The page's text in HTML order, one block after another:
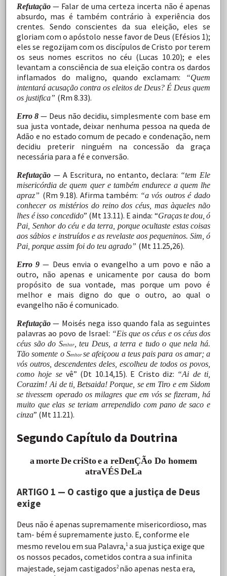
Refutação — Falar de uma certeza incerta não é apenas
absurdo, mas é também contrário à experiência dos
crentes. Sendo conscientes da sua eleição, eles se
gloriam com o apóstolo nesse favorde Deus (Efésios 1);
eles se regozijamcom os discípulos de Cristo por terem
os seus nomes escritos no céu (Lucas 10.20); e eles
levantam a consciência de sua eleição contra os dardos
inflamados do maligno, quando exclamam:
“Quem
intentará acusação contra os eleitos de Deus? É Deus quem
os justifica” (Rm 8.33).
Erro 8 — Deus não decidiu, simplesmente com base em
sua justa vontade, deixar nenhuma pessoa na queda de
Adão e no estado comum de pecado e condenação, nem
decidiu preterir
ninguém na concessão da
graça
necessária para a fé e conversão.
Refutação — A Escritura, no entanto, declara: “tem Ele
misericórdia de quem quer e também endurece a quem lhe
apraz” (Rm 9.18). Afirma também: “a vós outros é dado
conhecer os mistérios do reino dos céus, mas àqueles não
lhes é isso concedido” (Mt 13.11). E ainda: “Graças tedou, ó
Pai,Senhor do céu e da terra, porque ocultaste estas coisas
aos sábios e instruídos e as revelaste aos pequeninos. Sim, ó
Pai, porque assim foi do teu agrado” (Mt 11.25,26).
Erro 9 — Deus envia o evangelho a um povo e não a
outro, não apenas e unicamente por causa do bom
propósito desua vontade, mas porque um povo é
melhor e mais digno do que o outro, ao qual o
evangelho não é comunicado.
Refutação — Moisés nega isso quando fala as seguintes
palavras ao povo de Israel: “Eis que os céus e os céus dos
céus são do Senhor,teu Deus, a terra e tudo o que nela há.
Tão somente o Senhor se afeiçoou a teus pais para os amar; a
vós outros, descendentes deles, escolheu de todos os povos,
como hoje sevê” (Dt 10.14,15). E Cristo diz: “Ai de ti,
Corazim! Ai de ti, Betsaida! Porque, se em Tiro e em Sidom
se tivessem operado os milagres que em vós se fizeram, há
muito que elas se teriam arrependido com pano de saco e
cinza” (Mt 11.21).
Segundo Capítulo da Doutrina
a morteDecriStoea reDenÇÃo Do homem
atraVÉSDeLa
ARTIGO 1 — O castigo que a justiça de Deus
exige
Deus não é apenas supremamente misericordioso, mas
tam- bém é supremamente justo. E, conforme ele
mesmo revelou em sua Palavra,1 a sua justiça exige que
os nossos pecados, cometidos contra a sua infinita
majestade, sejam castigados2 não apenas nesta era,